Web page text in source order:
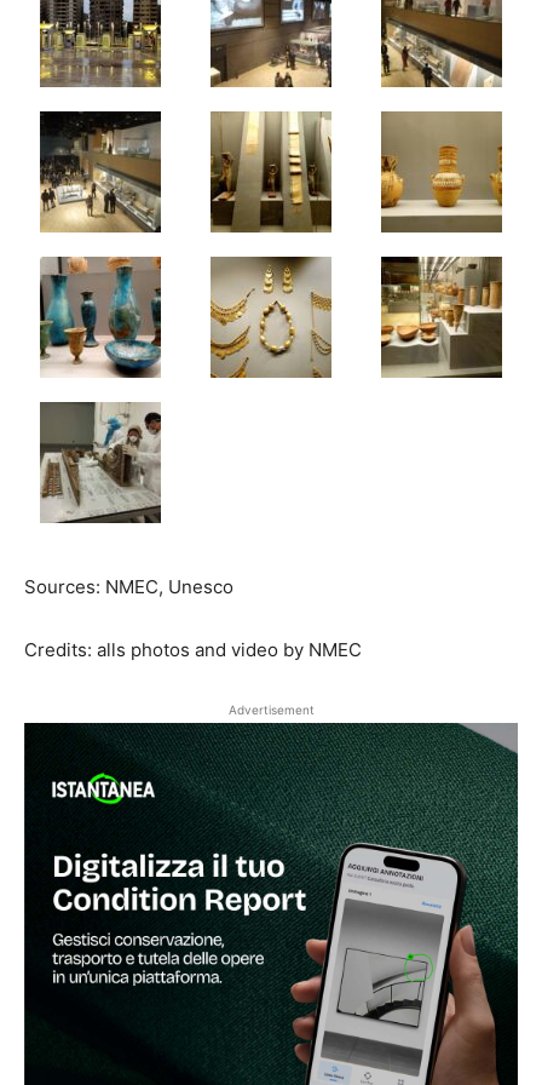
Sources: NMEC, Unesco
Credits: alls photos and video by NMEC
Advertisement